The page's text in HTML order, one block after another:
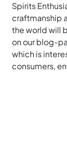
Spirits
craftmanship
the world will
on our blog-
which is
consumers,